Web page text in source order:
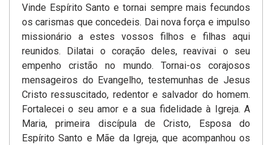
Vinde Espírito Santo e tornai sempre mais fecundos
os carismas que concedeis. Dai nova força e impulso
missionário a estes vossos filhos e filhas aqui
reunidos. Dilatai o coração deles, reavivai o seu
empenho cristão no mundo. Tornai-os corajosos
mensageiros do Evangelho, testemunhas de Jesus
Cristo ressuscitado, redentor e salvador do homem.
Fortalecei o seu amor e a sua fidelidade à Igreja. A
Maria, primeira discípula de Cristo, Esposa do
Espírito Santo e Mãe da Igreja, que acompanhou os